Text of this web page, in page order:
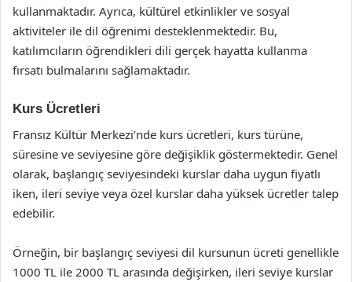
kullanmaktadır. Ayrıca, kültürel etkinlikler ve sosyal
aktiviteler ile dil öğrenimi desteklenmektedir. Bu,
katılımcıların öğrendikleri dili gerçek hayatta kullanma
fırsatı bulmalarını sağlamaktadır.
Kurs Ücretleri
Fransız Kültür Merkezi’nde kurs ücretleri, kurs türüne,
süresine ve seviyesine göre değişiklik göstermektedir. Genel
olarak, başlangıç seviyesindeki kurslar daha uygun fiyatlı
iken, ileri seviye veya özel kurslar daha yüksek ücretler talep
edebilir.
Örneğin, bir başlangıç seviyesi dil kursunun ücreti genellikle
1000 TL ile 2000 TL arasında değişirken, ileri seviye kurslar